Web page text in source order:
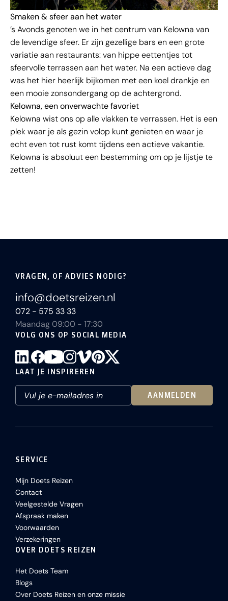
Smaken & sfeer aan het water
’s Avonds genoten we in het centrum van Kelowna van
de levendige sfeer. Er zijn gezellige bars en een grote
variatie aan restaurants: van hippe eettentjes tot
sfeervolle terrassen aan het water. Na een actieve dag
was het hier heerlijk bijkomen met een koel drankje en
een mooie zonsondergang op de achtergrond.
Kelowna, een onverwachte favoriet
Kelowna wist ons op alle vlakken te verrassen. Het is een
plek waar je als gezin volop kunt genieten en waar je
echt even tot rust komt tijdens een actieve vakantie.
Kelowna is absoluut een bestemming om op je lijstje te
zetten!
VRAGEN, OF ADVIES NODIG?
info@doetsreizen.nl
072 - 575 33 33
Maandag 09:00 - 17:30
VOLG ONS OP SOCIAL MEDIA
LAAT JE INSPIREREN
AANMELDEN
SERVICE
Mijn Doets Reizen
Contact
Veelgestelde Vragen
Afspraak maken
Voorwaarden
Verzekeringen
OVER DOETS REIZEN
Het Doets Team
Blogs
Over Doets Reizen en onze missie